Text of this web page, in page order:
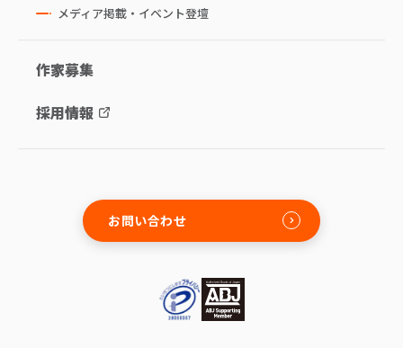
メディア掲載・イベント登壇
作家募集
採用情報
お問い合わせ